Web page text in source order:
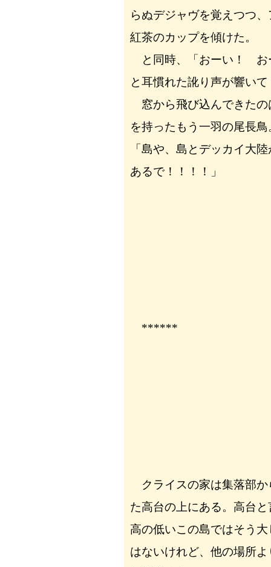
らぬデジャヴを覚えつつ
紅茶のカップを傾けた。
と同時、「おーい！ お
と耳慣れた訛り声が響い
窓から飛び込んできたの
を持ったもう一羽の尾長鳥
「島や、島とデッカイ大
あるで！！！！」
******
クライスの家は集落部か
た高台の上にある。高台
高の低いこの島ではそう
はないけれど、他の場所